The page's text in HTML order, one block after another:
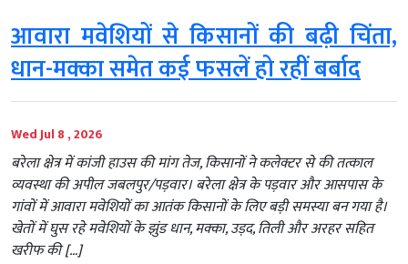
आवारा मवेशियों से किसानों की बढ़ी चिंता,
धान-मक्का समेत कई फसलें हो रहीं बर्बाद
Wed Jul 8 , 2026
बरेला क्षेत्र में कांजी हाउस की मांग तेज, किसानों ने कलेक्टर से की तत्काल
व्यवस्था की अपील जबलपुर/पड़वार। बरेला क्षेत्र के पड़वार और आसपास के
गांवों में आवारा मवेशियों का आतंक किसानों के लिए बड़ी समस्या बन गया है।
खेतों में घुस रहे मवेशियों के झुंड धान, मक्का, उड़द, तिली और अरहर सहित
खरीफ की […]